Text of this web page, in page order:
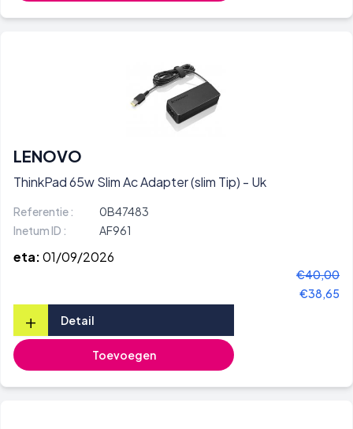
LENOVO
ThinkPad 65w Slim Ac Adapter (slim Tip) - Uk
Referentie :
0B47483
Inetum ID :
AF961
eta:01/09/2026
€40,00
€38,65
+ Detail
Toevoegen